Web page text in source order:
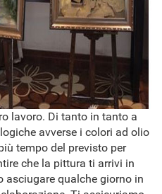
lavoro. Di tanto in tanto a
avverse i colori ad olio
tempo del previsto per
che la pittura ti arrivi in
qualche giorno in